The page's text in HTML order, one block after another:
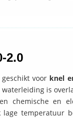
2.0
voor knel
is
chemische en
lage